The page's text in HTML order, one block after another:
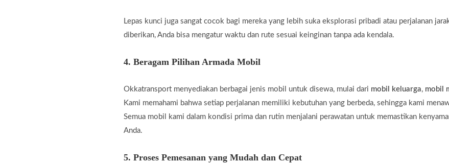
Lepas kunci juga sangat cocok bagi mereka yang lebih suka eksplorasi pribadi atau perjalanan
diberikan, Anda bisa mengatur waktu dan rute sesuai keinginan tanpa ada kendala.
4. Beragam Pilihan Armada Mobil
Okkatransport menyediakan berbagai jenis mobil untuk disewa, mulai dari mobil keluarga, mobil
Kami memahami bahwa setiap perjalanan memiliki kebutuhan yang berbeda, sehingga kami
Semua mobil kami dalam kondisi prima dan rutin menjalani perawatan untuk memastikan
Anda.
5. Proses Pemesanan yang Mudah dan Cepat